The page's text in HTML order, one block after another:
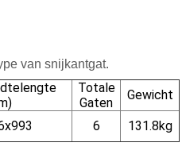
van snijkantgat.
Totale
Gaten
Gewicht
6
131.8kg